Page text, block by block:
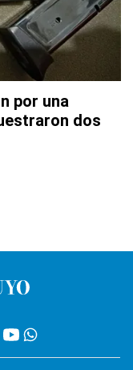
por una
dos